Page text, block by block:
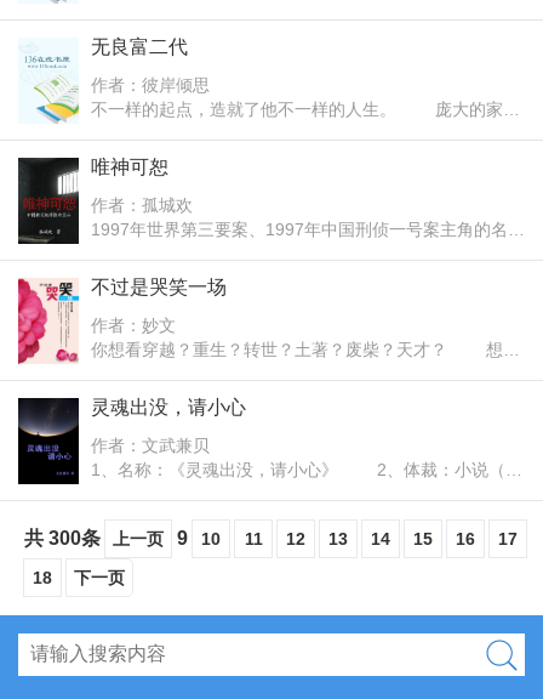
望，将改变灯笼山下古老乡村人们的生活。灯笼镇副镇长
国担任了隧道工程总指挥，他贪污工程款建起了一座洗浴
中心。中国龙头集团海外投资受挫，欲征收灯笼镇土地建
别墅城。美国盛高公司是灯笼县最大的投资商，对这块土
地图谋已久。多种力量为此展开了惊心动魄的争夺。小说
描写了面对利益人的善良正直和自私凶残。通过对众多人
物形象的刻画和情节的展开，演绎了一个又一个家庭的悲
欢离合。等待这块土地的会是怎样的命运呢？本书情节曲
无良富二代
作者：彼岸倾思
不一样的起点，造就了他不一样的人生。 庞大的家
擦出怎样的火花了？
唯神可恕
作者：孤城欢
1997年世界第三要案、1997年中国刑侦一号案主角的名
名列第一一样，悍匪白宝山在新中国成立以来的重大刑侦
粹的个人利益目的性的犯罪领域中，高超的作案手法至今
未被超越。 他在中国刑侦史上具有坐标性地位；之所
有具有如此地位，在于其具备极高的犯罪智商，具备近乎
完美的反侦察手段，具备高超的射击技能。 13年的监
狱生涯及出狱后的两年内，前后共计杀害17人，抢劫140
万元。 罪恶的表象是残酷无情的嗜杀，罪恶的根源是
什么？ 《唯神可恕》第一人称视角，探究白宝山的罪
不过是哭笑一场
作者：妙文
你想看穿越？重生？转世？土著？废柴？天才？ 想看
随身流？ 想看卡牌看世家？想看召唤变身？异能还是
琐？ 对不起，这里一概没有，我给你看的，只有真实
的生活…… 生活不是属于某个人的故事，它属于我们
每一个平庸活着的，毫无特色的guy，即使生活得不富
裕，不被别人重视，不被人爱，痛苦或矛盾，纠结于选择
和放弃，生来会哭，死前一笑，一路哭哭笑笑忽然发现到
了回去的时候才明白，这一路的悲喜，才是生活的全部，
过……
灵魂出没，请小心
作者：文武兼贝
1、名称：《灵魂出没，请小心》 2、体裁：小说（偏
在惊悚和悬念带动的节奏下，展现一个时代纵横交错的思
想集，从中品味哲学的乐趣和力量。 4、故事梗概：
主人公因一件离奇现象诱发，步入寻找答案的旅程，在惊
悚和悬念的节奏下，逐渐通过一件一件的事情，与社会中
集，逐渐开始理解人的生命、人组成的社会和人所存在的
世界。 5、具体特点：1）连环伏笔，每章留扣
共 300条 上一页 9 10 11 12 13 14 15 16
17
18
下一页